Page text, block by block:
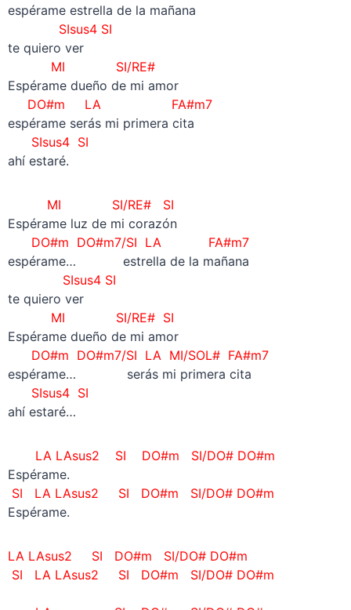
espérame estrella de la mañana
SIsus4 SI
te quiero ver
MI SI/RE#
Espérame dueño de mi amor
DO#m LA FA#m7
espérame serás mi primera cita
SIsus4 SI
ahí estaré.
MI SI/RE# SI
Espérame luz de mi corazón
DO#m DO#m7/SI LA FA#m7
espérame… estrella de la mañana
SIsus4 SI
te quiero ver
MI SI/RE# SI
Espérame dueño de mi amor
DO#m DO#m7/SI LA MI/SOL# FA#m7
espérame… serás mi primera cita
SIsus4 SI
ahí estaré…
LA LAsus2 SI DO#m SI/DO# DO#m
Espérame.
SI LA LAsus2 SI DO#m SI/DO# DO#m
Espérame.
LA LAsus2 SI DO#m SI/DO# DO#m
SI LA LAsus2 SI DO#m SI/DO# DO#m